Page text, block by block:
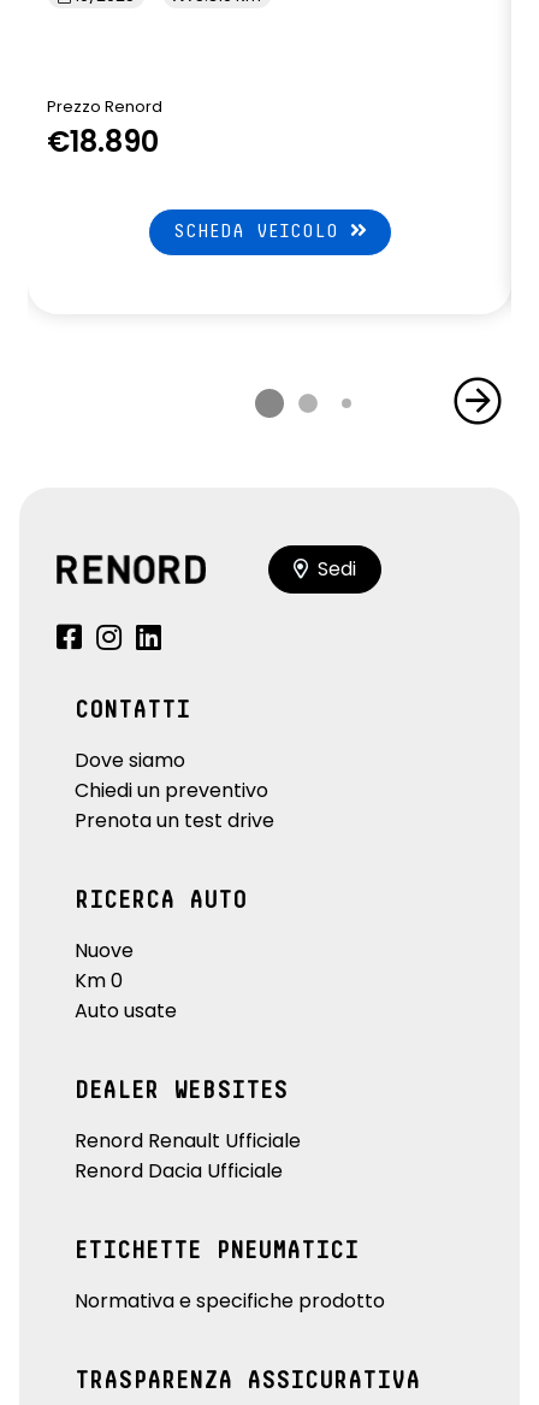
Prezzo Renord
€18.890
SCHEDA VEICOLO
Sedi
CONTATTI
Dove siamo
Chiedi un preventivo
Prenota un test drive
RICERCA AUTO
Nuove
Km 0
Auto usate
DEALER WEBSITES
Renord Renault Ufficiale
Renord Dacia Ufficiale
ETICHETTE PNEUMATICI
Normativa e specifiche prodotto
TRASPARENZA ASSICURATIVA